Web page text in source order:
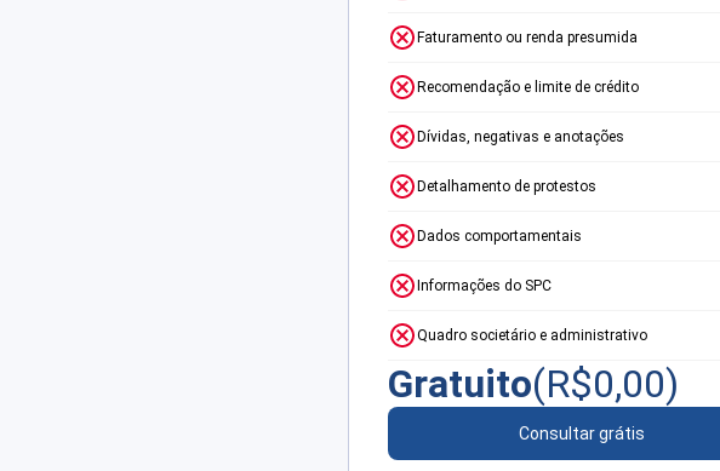
Faturamento ou renda presumida
Recomendação e limite de crédito
Dívidas, negativas e anotações
Detalhamento de protestos
Dados comportamentais
Informações do SPC
Quadro societário e administrativo
Gratuito(R$0,00)
Consultar grátis